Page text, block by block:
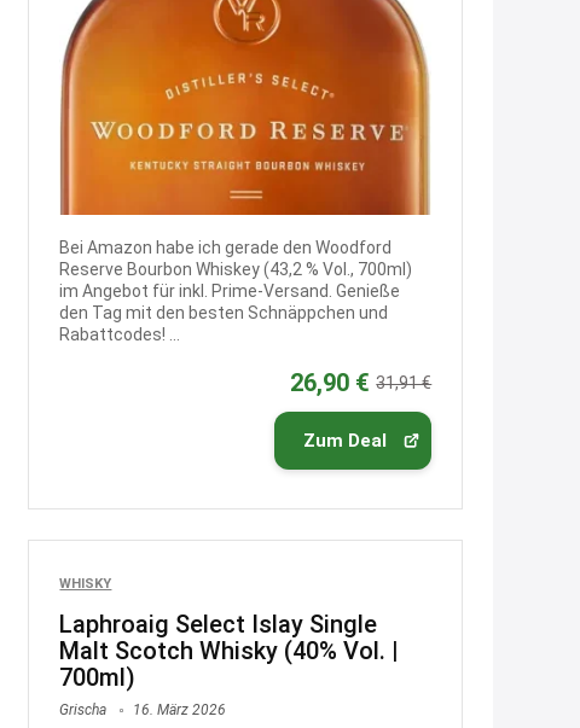
Bei Amazon habe ich gerade den Woodford
Reserve Bourbon Whiskey (43,2 % Vol., 700ml)
im Angebot für inkl. Prime-Versand. Genieße
den Tag mit den besten Schnäppchen und
Rabattcodes! ...
26,90 € 31,91 €
Zum Deal
WHISKY
Laphroaig Select Islay Single
Malt Scotch Whisky (40% Vol. |
700ml)
Grischa 16. März 2026
Kerstin
Och siche den Gutschein
Meggle bagett Gutschein code
21:37
↩
Bei EDEKA
Joachim
29.07www.haribo.com/de-
de/aktuelles...
↩